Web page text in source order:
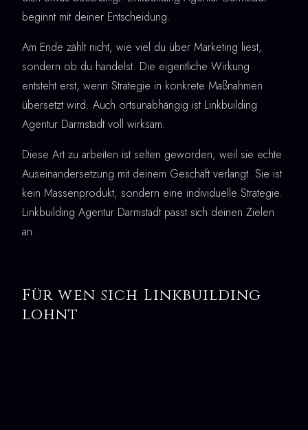
beginnt mit deiner Entscheidung.
Am Ende zählt nicht, wie viel du über Marketing liest,
sondern ob du handelst. Die eigentliche Wirkung
entsteht erst, wenn Strategie in konkrete Maßnahmen
übersetzt wird. Auch ortsunabhängig ist Linkbuilding
Agentur Darmstadt voll wirksam.
Diese Art zu arbeiten ist selten geworden, weil sie echte
Auseinandersetzung mit deinem Geschäft verlangt. Sie ist
kein Massenprodukt, sondern eine individuelle Strategie.
Linkbuilding Agentur Darmstadt passt sich deinen Zielen
an.
Für wen sich Linkbuilding
lohnt